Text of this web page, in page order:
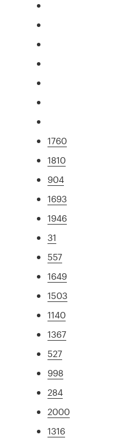
1760
1810
904
1693
1946
31
557
1649
1503
1140
1367
527
998
284
2000
1316